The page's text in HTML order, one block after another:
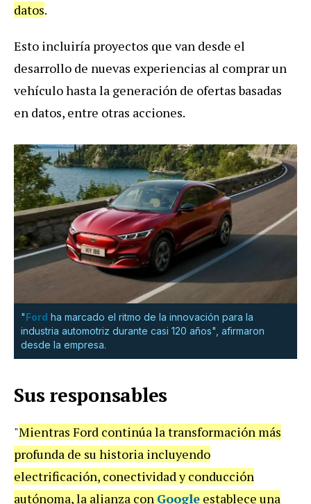
datos.
Esto incluiría proyectos que van desde el
desarrollo de nuevas experiencias al comprar un
vehículo hasta la generación de ofertas basadas
en datos, entre otras acciones.
"Ford ha marcado el ritmo de la innovación para la
industria automotriz durante casi 120 años", afirmaron
desde la empresa.
Sus responsables
"Mientras Ford continúa la transformación más
profunda de su historia incluyendo
electrificación, conectividad y conducción
autónoma, la alianza con Google establece una